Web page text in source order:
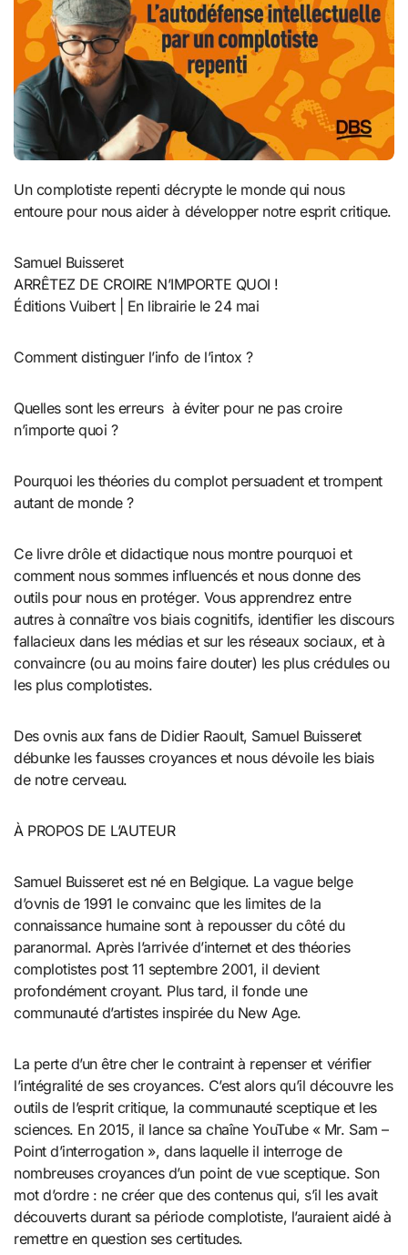
Un complotiste repenti décrypte le monde qui nous
entoure pour nous aider à développer notre esprit critique.
Samuel Buisseret
ARRÊTEZ DE CROIRE N’IMPORTE QUOI !
Éditions Vuibert | En librairie le 24 mai
Comment distinguer l’info de l’intox ?
Quelles sont les erreurs à éviter pour ne pas croire
n’importe quoi ?
Pourquoi les théories du complot persuadent et trompent
autant de monde ?
Ce livre drôle et didactique nous montre pourquoi et
comment nous sommes influencés et nous donne des
outils pour nous en protéger. Vous apprendrez entre
autres à connaître vos biais cognitifs, identifier les discours
fallacieux dans les médias et sur les réseaux sociaux, et à
convaincre (ou au moins faire douter) les plus crédules ou
les plus complotistes.
Des ovnis aux fans de Didier Raoult, Samuel Buisseret
débunke les fausses croyances et nous dévoile les biais
de notre cerveau.
À PROPOS DE L’AUTEUR
Samuel Buisseret est né en Belgique. La vague belge
d’ovnis de 1991 le convainc que les limites de la
connaissance humaine sont à repousser du côté du
paranormal. Après l’arrivée d’internet et des théories
complotistes post 11 septembre 2001, il devient
profondément croyant. Plus tard, il fonde une
communauté d’artistes inspirée du New Age.
La perte d’un être cher le contraint à repenser et vérifier
l’intégralité de ses croyances. C’est alors qu’il découvre les
outils de l’esprit critique, la communauté sceptique et les
sciences. En 2015, il lance sa chaîne YouTube « Mr. Sam –
Point d’interrogation », dans laquelle il interroge de
nombreuses croyances d’un point de vue sceptique. Son
mot d’ordre : ne créer que des contenus qui, s’il les avait
découverts durant sa période complotiste, l’auraient aidé à
remettre en question ses certitudes.